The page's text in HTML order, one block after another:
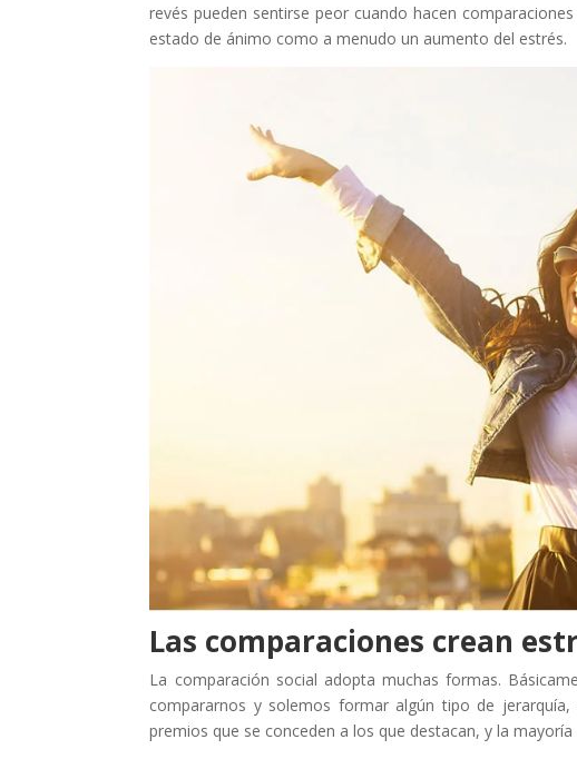
revés pueden sentirse peor cuando hacen
estado de ánimo como a menudo un aumento del estrés.
Las comparaciones crean
La comparación social adopta muchas formas.
compararnos y solemos formar algún tipo de
premios que se conceden a los que destacan, y la